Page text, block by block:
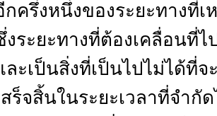
กครึ่งหนึ่งของระยะทางที่เ
งระยะทางที่ต้องเคลื่อนที่
ละเป็นสิ่งที่เป็นไปไม่ได้ที่
สร็จสิ้นในระยะเวลาที่จำกั